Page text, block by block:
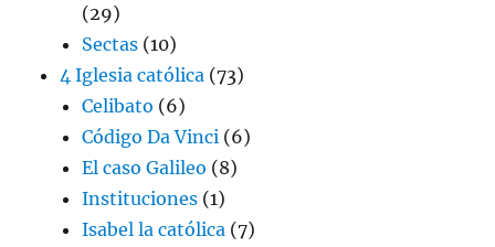
(29)
Sectas (10)
4 Iglesia católica (73)
Celibato (6)
Código Da Vinci (6)
El caso Galileo (8)
Instituciones (1)
Isabel la católica (7)